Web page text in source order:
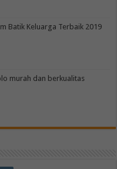
Batik Keluarga Terbaik 2019
murah dan berkualitas